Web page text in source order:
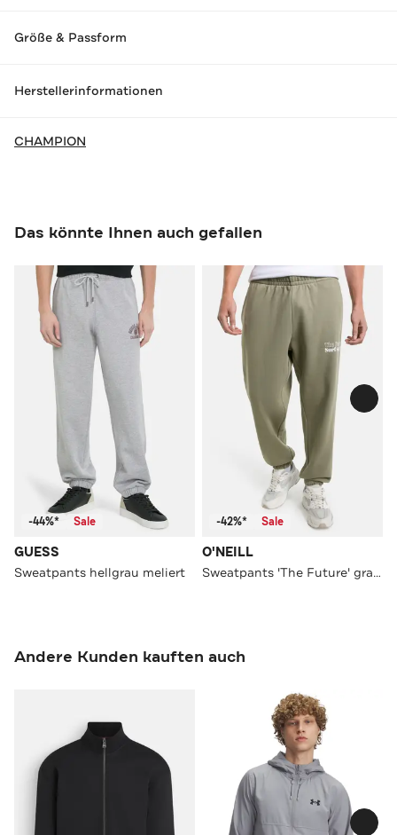
Größe & Passform
Herstellerinformationen
CHAMPION
Das könnte Ihnen auch gefallen
-44%* Sale
GUESS
Sweatpants hellgrau meliert
-42%* Sale
O'NEILL
Sweatpants 'The Future' graugrün
Andere Kunden kauften auch